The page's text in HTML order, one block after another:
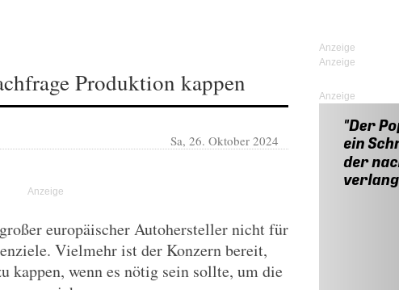
Produktion kappen
Sa, 26. Oktober 2024
europäischer Autohersteller nicht für
Vielmehr ist der Konzern bereit,
kappen, wenn es nötig sein sollte, um die
Anzeige